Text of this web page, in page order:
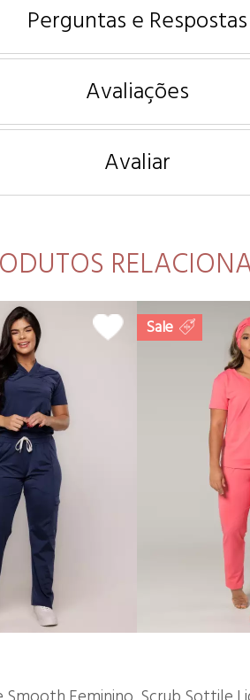
Perguntas e Respostas
Avaliações
Avaliar
Sale